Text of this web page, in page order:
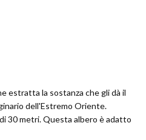
estratta la sostanza che gli dà il
dell'Estremo Oriente.
30 metri. Questa albero è adatto